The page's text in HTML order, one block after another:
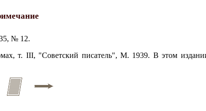
№ 12.
т. III, "Советский писатель", М. 1939. В этом